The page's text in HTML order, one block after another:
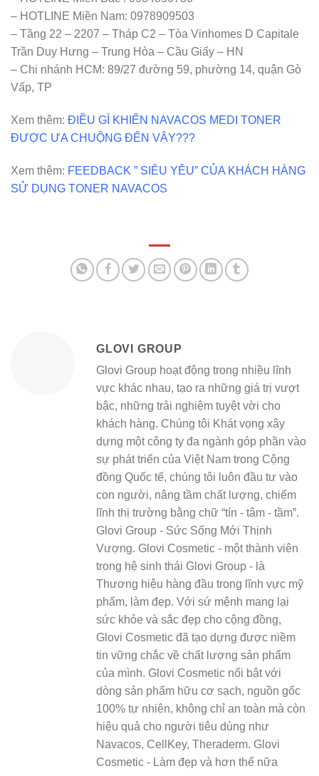
– HOTLINE Miền Nam: 0978909503
– Tầng 22 – 2207 – Tháp C2 – Tòa Vinhomes D Capitale
Trần Duy Hưng – Trung Hòa – Cầu Giấy – HN
– Chi nhánh HCM: 89/27 đường 59, phường 14, quận Gò
Vấp, TP
Xem thêm: ĐIỀU GÌ KHIẾN NAVACOS MEDI TONER
ĐƯỢC ƯA CHUỘNG ĐẾN VẬY???
Xem thêm: FEEDBACK ” SIÊU YÊU” CỦA KHÁCH HÀNG
SỬ DỤNG TONER NAVACOS
GLOVI GROUP
Glovi Group hoạt động trong nhiều lĩnh
vực khác nhau, tạo ra những giá trị vượt
bậc, những trải nghiệm tuyệt vời cho
khách hàng. Chúng tôi Khát vọng xây
dựng một công ty đa ngành góp phần vào
sự phát triển của Việt Nam trong Cộng
đồng Quốc tế, chúng tôi luôn đầu tư vào
con người, nâng tầm chất lượng, chiếm
lĩnh thị trường bằng chữ “tín - tâm - tầm”.
Glovi Group - Sức Sống Mới Thịnh
Vượng. Glovi Cosmetic - một thành viên
trong hệ sinh thái Glovi Group - là
Thương hiệu hàng đầu trong lĩnh vực mỹ
phẩm, làm đẹp. Với sứ mệnh mang lại
sức khỏe và sắc đẹp cho cộng đồng,
Glovi Cosmetic đã tạo dựng được niềm
tin vững chắc về chất lượng sản phẩm
của mình. Glovi Cosmetic nổi bật với
dòng sản phẩm hữu cơ sạch, nguồn gốc
100% tự nhiên, không chỉ an toàn mà còn
hiệu quả cho người tiêu dùng như
Navacos, CellKey, Theraderm. Glovi
Cosmetic - Làm đẹp và hơn thế nữa